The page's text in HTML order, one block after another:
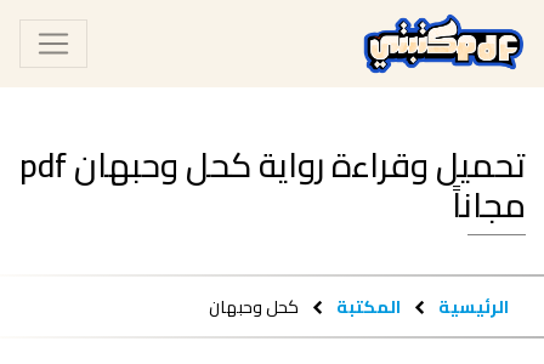
تحميل وقراءة رواية كحل وحبهان pdf
مجاناً
الرئيسية المكتبة كحل وحبهان